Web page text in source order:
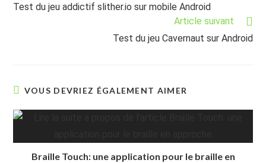
articles
Test du jeu addictif slither.io sur mobile Android
Article suivant
Test du jeu Cavernaut sur Android
VOUS DEVRIEZ ÉGALEMENT AIMER
Braille Touch: une application pour le braille en